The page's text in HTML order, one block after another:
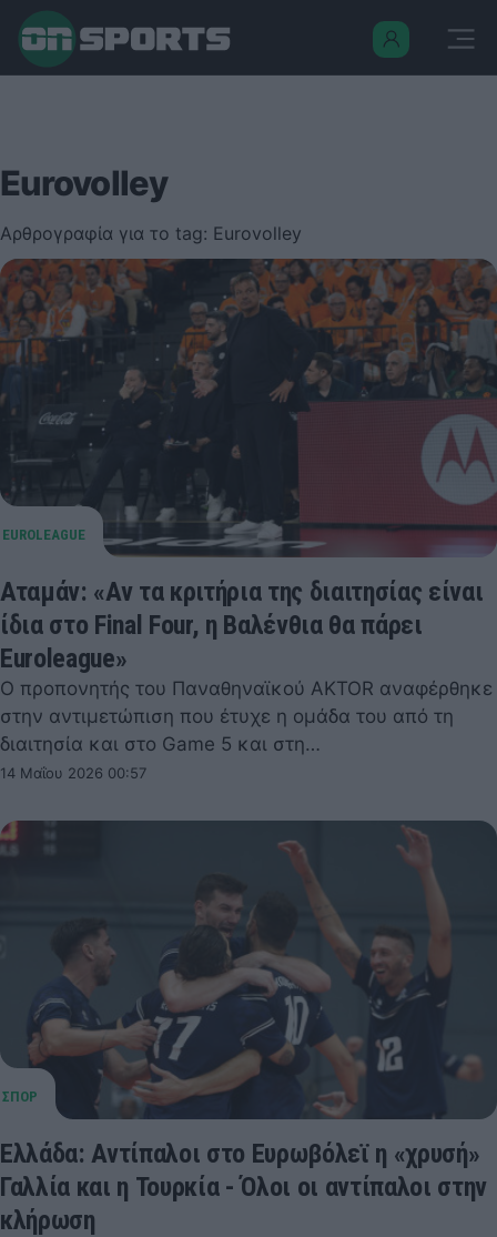
Eurovolley
Αρθρογραφία για το tag: Eurovolley
Αταμάν: «Αν τα κριτήρια της διαιτησίας είναι
ίδια στο Final Four, η Βαλένθια θα πάρει
Euroleague»
Ο προπονητής του Παναθηναϊκού AKTOR αναφέρθηκε
στην αντιμετώπιση που έτυχε η ομάδα του από τη
διαιτησία και στο Game 5 και στη…
14 Μαΐου 2026 00:57
Ελλάδα: Αντίπαλοι στο Ευρωβόλεϊ η «χρυσή»
Γαλλία και η Τουρκία - Όλοι οι αντίπαλοι στην
κλήρωση